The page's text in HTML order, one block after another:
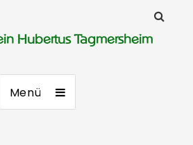
Hubertus Tagmersheim
Menü